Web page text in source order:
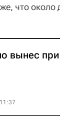
что около
вынес